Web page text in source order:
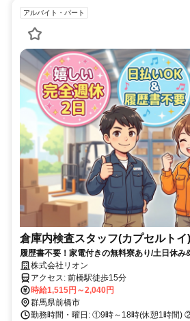
アルバイト・パート
倉庫内検査スタッフ(カプセルトイ)
履歴書不要！家電付きの無料寮あり/土日休み
株式会社リオン
アクセス: 前橋駅徒歩15分
時給1,515円～2,040円
群馬県前橋市
勤務時間・曜日: ①9時～18時(休憩1時間)